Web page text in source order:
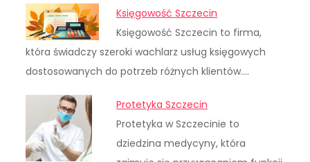
Księgowość Szczecin
Księgowość Szczecin to firma,
która świadczy szeroki wachlarz usług księgowych
dostosowanych do potrzeb różnych klientów.…
Protetyka Szczecin
Protetyka w Szczecinie to
dziedzina medycyny, która